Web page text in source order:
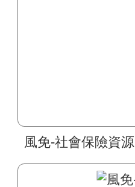
風免-社會保險資源